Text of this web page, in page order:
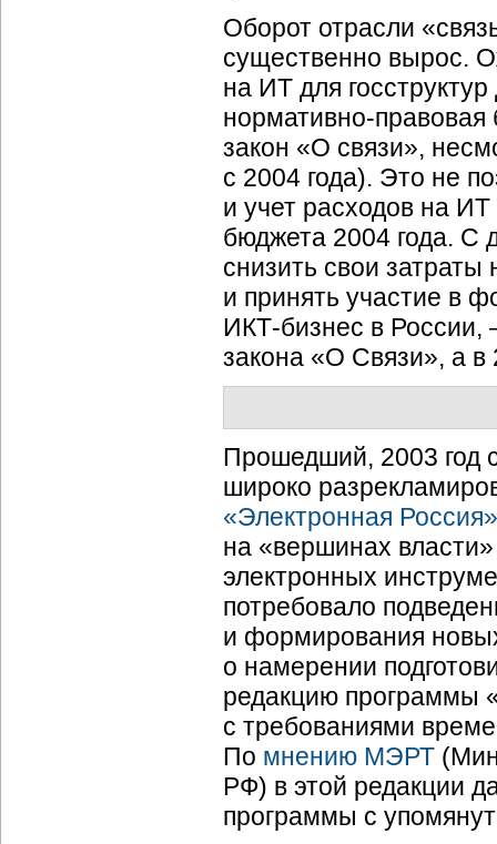
Оборот отрасли
существенно вырос.
на ИТ для
нормативно-
закон «О связи»,
с 2004 года). Это не
и учет расходов на ИТ
бюджета 2004 года. С
снизить свои
и принять участие в
ИКТ-бизнес в России,
закона «О Связи», а
Прошедший, 2003 год
широко
«Электронная Россия»
на «вершинах
электронных
потребовало
и формирования
о намерении
редакцию программы
с требованиями
По мнению МЭРТ
РФ) в этой редакции
программы с